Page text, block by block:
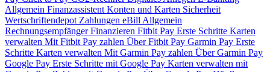
Allgemein Finanzassistent Konten und Karten Sicherheit
Wertschriftendepot Zahlungen eBill Allgemein
RechnungsempfängerFinanzieren Fitbit Pay Erste Schritte Karten
verwalten Mit Fitbit Pay zahlen Über Fitbit Pay Garmin Pay Erste
Schritte Karten verwalten Mit Garmin Pay zahlen Über Garmin Pay
Google Pay Erste Schritte mit Google Pay Karten verwalten mit